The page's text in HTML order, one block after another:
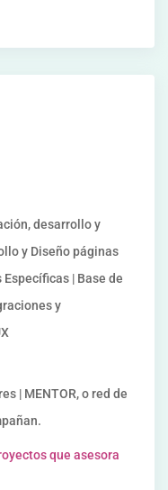
desarrollo y
y Diseño páginas
| Base de
y
| MENTOR, o red de
que asesora